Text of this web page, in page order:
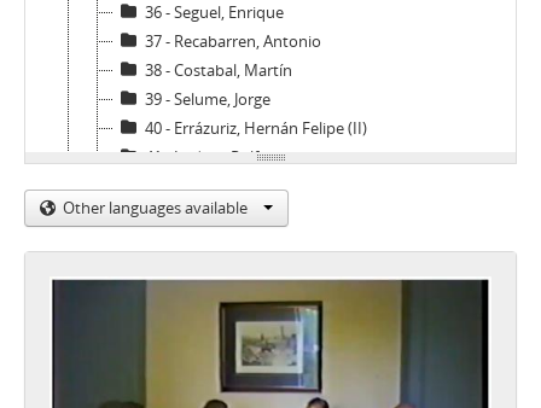
36 - Seguel, Enrique
37 - Recabarren, Antonio
38 - Costabal, Martín
39 - Selume, Jorge
40 - Errázuriz, Hernán Felipe (II)
41 - Luders, Rolf
42 - Buchi, Hernán
43 - Peñafiel, R. - Silva, F.
46 - Tapia, Daniel
47 - Fontaine, Juan Andrés
48 - Cáceres, Carlos (I)
49 - Garcés, Francisco
Other languages available